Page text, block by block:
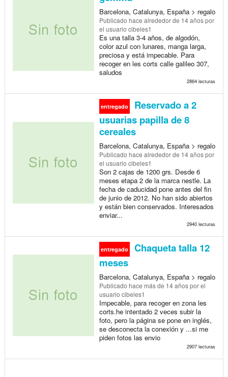
Barcelona, Catalunya, España > regalo
Publicado hace alrededor de 14 añospor
el usuario cibeles1
Es una talla 3-4 años, de algodón,
color azul con lunares, manga larga,
preciosa y está impecable. Para
recoger en les corts calle galileo 307,
saludos
2864 lecturas
entregado
Reservado a 2
usuarias papilla de 8
cereales
Barcelona, Catalunya, España > regalo
Publicado hace alrededor de 14 añospor
el usuario cibeles1
Son 2 cajas de 1200 grs. Desde 6
meses etapa 2 de la marca nestle. La
fecha de caducidad pone antes del fin
de junio de 2012. No han sido abiertos
y están bien conservados. Interesados
enviar...
2940 lecturas
entregado
Chaqueta talla 12
meses
Barcelona, Catalunya, España > regalo
Publicado hace más de 14 añospor el
usuario cibeles1
Impecable, para recoger en zona les
corts.he intentado 2 veces subir la
foto, pero la página se pone en inglés,
se desconecta la conexión y ...si me
piden fotos las envio
2907 lecturas